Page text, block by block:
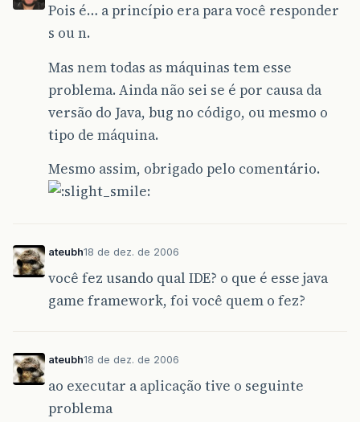
Pois é… a princípio era para você responder
s ou n.
Mas nem todas as máquinas tem esse
problema. Ainda não sei se é por causa da
versão do Java, bug no código, ou mesmo o
tipo de máquina.
Mesmo assim, obrigado pelo comentário.
ateubh18 de dez. de 2006
você fez usando qual IDE? o que é esse java
game framework, foi você quem o fez?
ateubh18 de dez. de 2006
ao executar a aplicação tive o seguinte
problema